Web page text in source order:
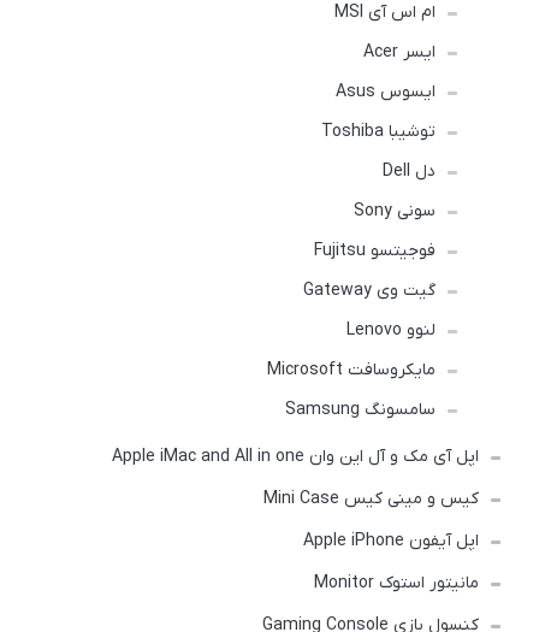
ام اس آی MSI
ایسر Acer
ایسوس Asus
توشیبا Toshiba
دل Dell
سونی Sony
فوجیتسو Fujitsu
گیت وی Gateway
لنوو Lenovo
مایکروسافت Microsoft
سامسونگ Samsung
اپل آی مک و آل این وان Apple iMac and All in one
کیس و مینی کیس Mini Case
اپل آیفون Apple iPhone
مانیتور استوک Monitor
کنسول بازی Gaming Console